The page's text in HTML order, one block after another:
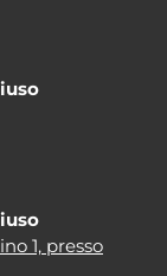
1, presso